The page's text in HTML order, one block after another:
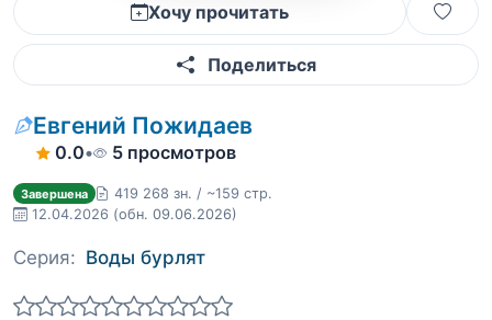
Хочу прочитать
Поделиться
Евгений Пожидаев
0.0• 5 просмотров
Завершена
419 268 зн. / ~159 стр.
12.04.2026 (обн. 09.06.2026)
Серия: Воды бурлят